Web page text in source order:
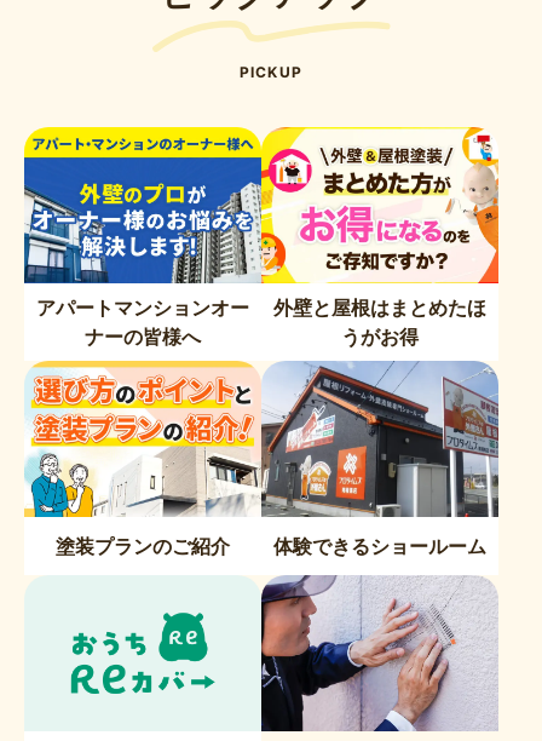
PICKUP
アパートマンションオー
ナーの皆様へ
外壁と屋根はまとめたほ
うがお得
塗装プランのご紹介 体験できるショールーム